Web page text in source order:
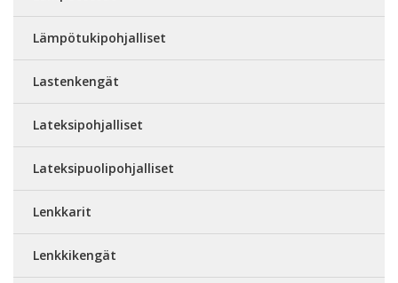
Lämpötukipohjalliset
Lastenkengät
Lateksipohjalliset
Lateksipuolipohjalliset
Lenkkarit
Lenkkikengät